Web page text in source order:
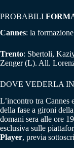
PROBABILI
Cannes: la
Trento: Sbertoli,
Zenger (L). All.
DOVE VEDERLA
L’incontro tra Cannes
della fase a gironi
domani sera alle ore
esclusiva sulle
Player, previa